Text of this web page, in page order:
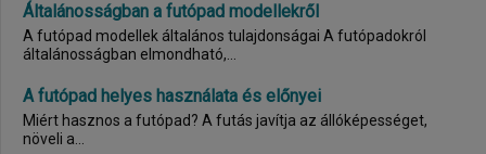
Általánosságban a futópad modellekről
A futópad modellek általános tulajdonságai A futópadokról
általánosságban elmondható,...
A futópad helyes használata és előnyei
Miért hasznos a futópad? A futás javítja az állóképességet,
növeli a...